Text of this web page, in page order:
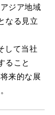
ジア地域
なる見立
して当社
ること
来的な展